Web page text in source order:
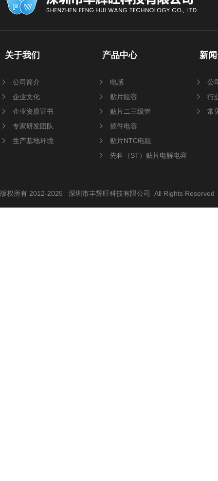
关于我们
公司简介
企业文化
企业资质证书
专家研发团队
生产基地环境
产品中心
电感
贴片阻容
贴片二三级管
插件电容
贴片NTC电阻
先科（ST）贴片电解电容
新
公
行
常
版权所有 2012-2025 深圳市丰辉旺科技有限公司 All Rights